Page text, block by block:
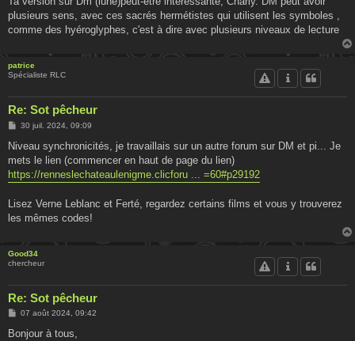
plusieurs sens, avec ces sacrés hermétistes qui utilisent les symboles ,
comme des hyéroglyphes, c'est à dire avec plusieurs niveaux de lecture
patrice
Spécialiste RLC
Re: Sot pêcheur
M
s
a
g
e
30 juil. 2024, 09:09
Niveau synchronicités, je travaillais sur un autre forum sur DM et pi... Je
mets le lien (commencer en haut de page du lien)
https://renneslechateaulenigme.clicforu ... =60#p29192
Lisez Verne Leblanc et Ferté, regardez certains films et vous y trouverez
les mêmes codes!
Good34
chercheur
Re: Sot pêcheur
M
s
07 août 2024, 09:42
Bonjour à tous,